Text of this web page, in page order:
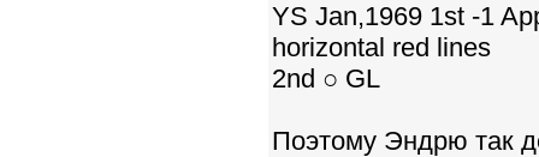
YS Jan,1969 1st -1
horizontal red lines
2nd ○ GL
Поэтому Эндрю так